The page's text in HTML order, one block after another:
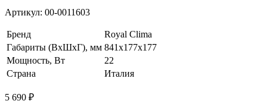
Артикул: 00-0011603
Бренд
Royal Clima
Габариты (ВхШхГ), мм 841x177x177
Мощность, Вт
22
Страна
Италия
5 690 ₽